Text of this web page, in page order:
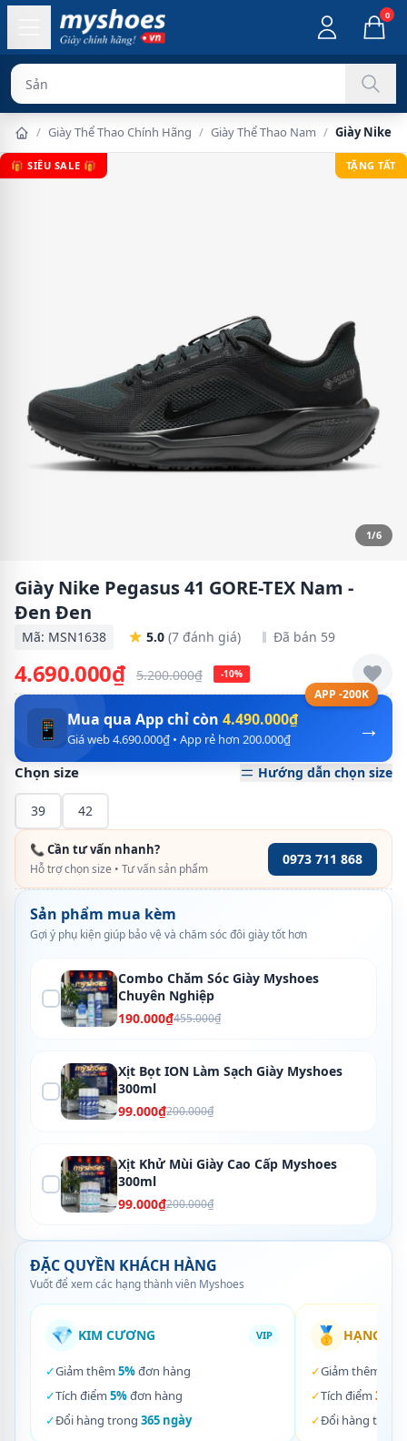
0
Sản phẩm chính
/ Giày Thể Thao Chính Hãng / Giày Thể Thao Nam / Giày Nike
🎁 SIÊU SALE 🎁 TẶNG TẤT
1/6
Giày Nike Pegasus 41 GORE-TEX Nam -
Đen Đen
Mã: MSN1638 5.0 (7 đánh giá) Đã bán 59
4.690.000₫ 5.200.000₫ -10%
APP -200K
→
📱 Mua qua App chỉ còn 4.490.000₫
Giá web 4.690.000₫ • App rẻ hơn 200.000₫
Chọn size Hướng dẫn chọn size
39 42
📞 Cần tư vấn nhanh?
Hỗ trợ chọn size • Tư vấn sản phẩm
0973 711 868
Sản phẩm mua kèm
Gợi ý phụ kiện giúp bảo vệ và chăm sóc đôi giày tốt hơn
Combo Chăm Sóc Giày Myshoes
Chuyên Nghiệp
190.000₫455.000₫
Xịt Bọt ION Làm Sạch Giày Myshoes
300ml
99.000₫200.000₫
Xịt Khử Mùi Giày Cao Cấp Myshoes
300ml
99.000₫200.000₫
ĐẶC QUYỀN KHÁCH HÀNG
Vuốt để xem các hạng thành viên Myshoes
💎 KIM CƯƠNG VIP
✓Giảm thêm 5%đơn hàng
✓Tích điểm 5%đơn hàng
✓Đổi hàng trong 365 ngày
🥇 HẠNG
✓Giảm thêm
✓Tích điểm 3%
✓Đổi hàng trong